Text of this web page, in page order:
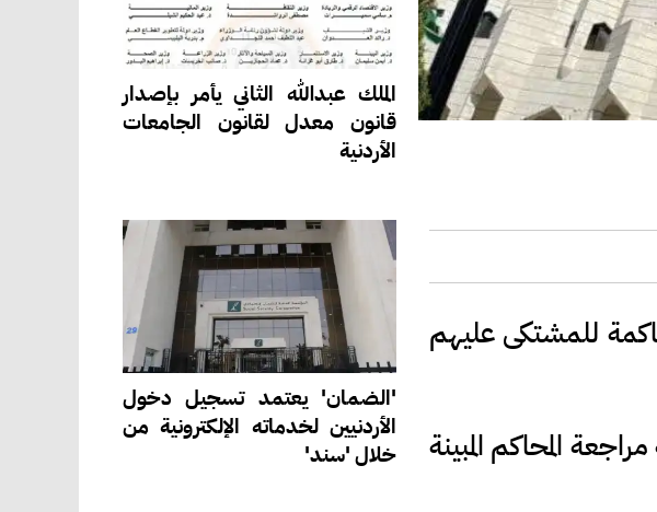
للمشتكى عليهم
في الصحف اليومية مراجعة المحاكم المبينة
الملك عبدالله الثاني يأمر بإصدار
قانون معدل لقانون الجامعات
الأردنية
'الضمان' يعتمد تسجيل دخول
الأردنيين لخدماته الإلكترونية من
خلال 'سند'